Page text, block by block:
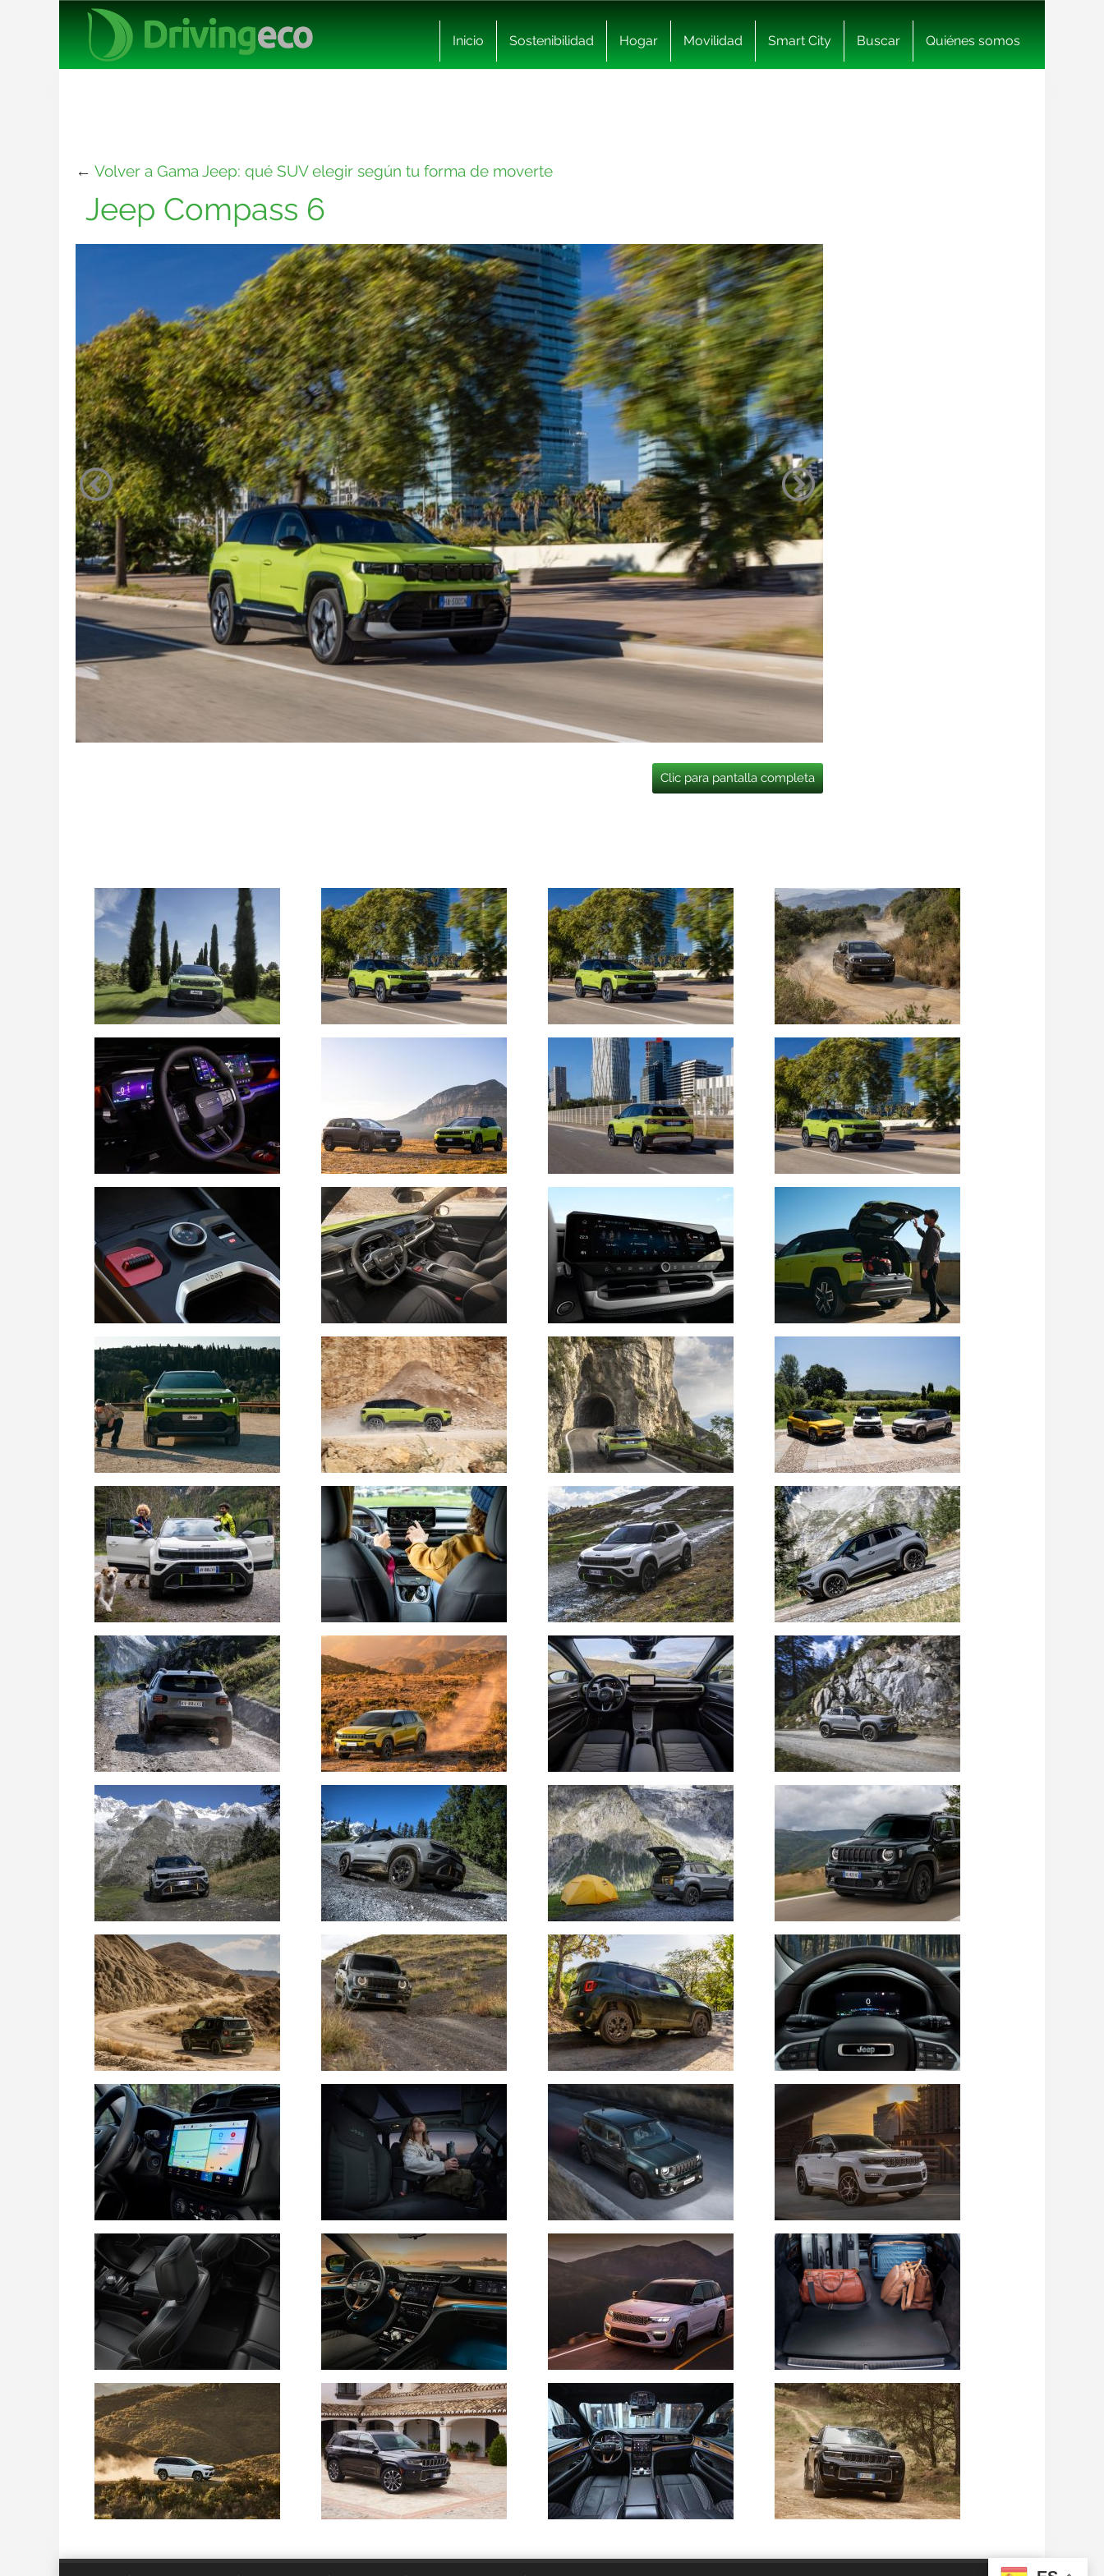
Inicio Sostenibilidad Hogar Movilidad Smart City Buscar Quiénes somos
← Volver a Gama Jeep: qué SUV elegir según tu forma de moverte
Jeep Compass 6
Clic para pantalla completa